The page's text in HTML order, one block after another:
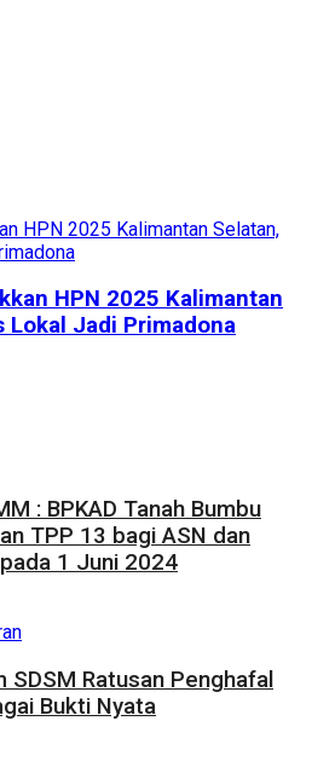
HPN 2025 Kalimantan
Lokal Jadi Primadona
: BPKAD Tanah Bumbu
TPP 13 bagi ASN dan
1 Juni 2024
Ratusan Penghafal
Bukti Nyata